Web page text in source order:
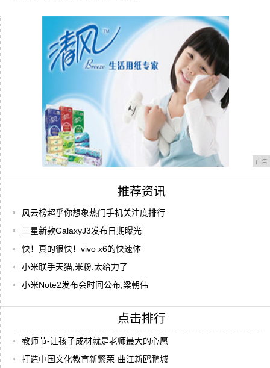
三星GalaxyS20系列参数/价格曝光
广告
推荐资讯
风云榜超乎你想象热门手机关注度排行
三星新款GalaxyJ3发布日期曝光
快！真的很快！vivo x6的快速体
小米联手天猫,米粉:太给力了
小米Note2发布会时间公布,梁朝伟
点击排行
教师节-让孩子成材就是老师最大的心愿
打造中国文化教育新繁荣-曲江新鸥鹏城